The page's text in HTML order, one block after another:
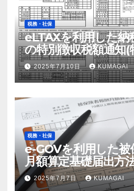
税務・社保
eLTAXを利用した納
の特別徴収税額通知(
配布および確認の流
年；2025年】
2025年7月10日 KUMAGAI
税務・社保
e-GOVを利用した被
月額算定基礎届出方
年；2025年届出】
2025年7月7日 KUMAGAI